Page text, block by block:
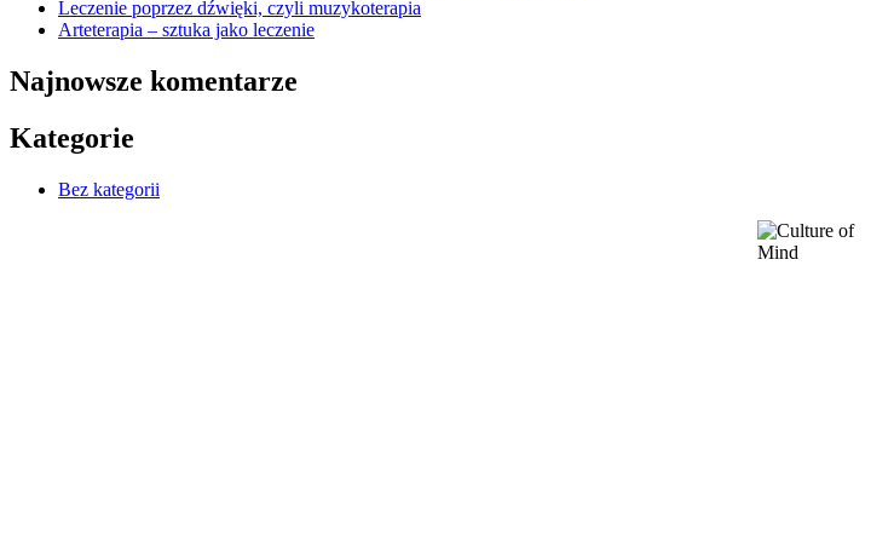
Leczenie poprzez dźwięki, czyli muzykoterapia
Arteterapia – sztuka jako leczenie
Najnowsze komentarze
Kategorie
Bez kategorii